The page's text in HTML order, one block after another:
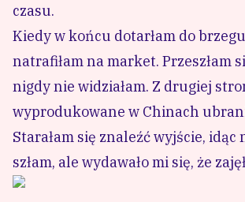
czasu.
Kiedy w końcu dotarłam do
natrafiłam na market. Przeszłam
nigdy nie widziałam. Z drugiej
wyprodukowane w Chinach
Starałam się znaleźć wyjście,
szłam, ale wydawało mi się, że